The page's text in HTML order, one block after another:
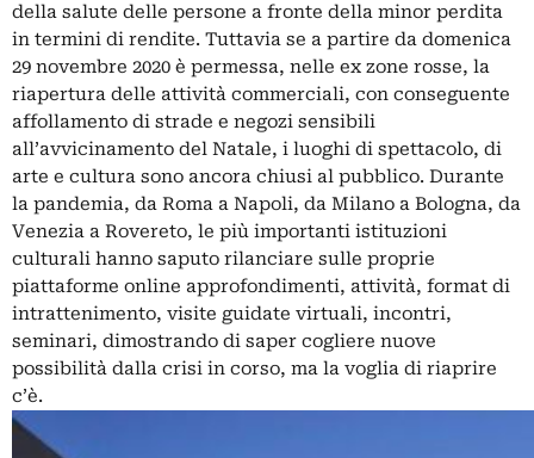
della salute delle persone a fronte della minor perdita
in termini di rendite. Tuttavia se a partire da domenica
29 novembre 2020 è permessa, nelle ex zone rosse, la
riapertura delle attività commerciali, con conseguente
affollamento di strade e negozi sensibili
all’avvicinamento del Natale, i luoghi di spettacolo, di
arte e cultura sono ancora chiusi al pubblico. Durante
la pandemia, da Roma a Napoli, da Milano a Bologna, da
Venezia a Rovereto, le più importanti istituzioni
culturali hanno saputo rilanciare sulle proprie
piattaforme online approfondimenti, attività, format di
intrattenimento, visite guidate virtuali, incontri,
seminari, dimostrando di saper cogliere nuove
possibilità dalla crisi in corso, ma la voglia di riaprire
c’è.